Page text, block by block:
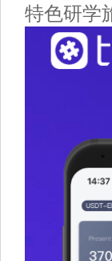
特色研学